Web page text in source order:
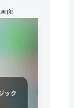
面